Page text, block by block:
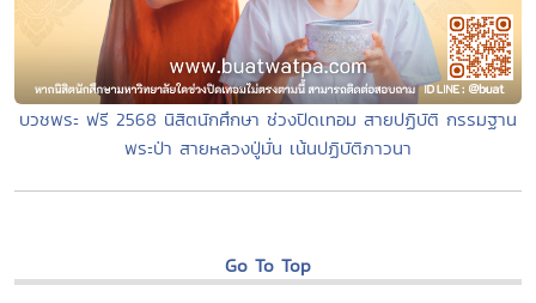
บวชพระ ฟรี 2568 นิสิตนักศึกษา ช่วงปิดเทอม สายปฏิบัติ กรรมฐาน
พระป่า สายหลวงปู่มั่น เน้นปฏิบัติภาวนา
Go To Top